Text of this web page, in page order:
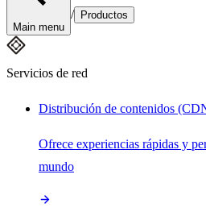
Main menu
/ Productos
Servicios de red
Distribución de contenidos
Ofrece experiencias rápidas y
mundo